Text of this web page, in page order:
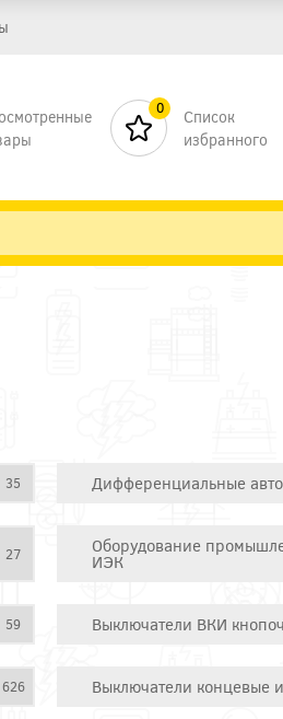
0
Список
избранного
35 Дифференциальные
27 Оборудование
ИЭК
59 Выключатели ВКИ
626 Выключатели концевые